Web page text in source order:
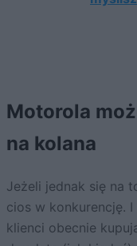
Motorola
na kolana
Jeżeli jednak się na
cios w konkurencję.
klienci obecnie